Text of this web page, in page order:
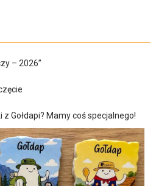
– 2026”
Gołdapi? Mamy coś specjalnego!